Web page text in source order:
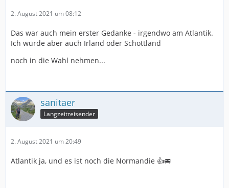
2. August 2021 um 08:12
Das war auch mein erster Gedanke - irgendwo am Atlantik.
Ich würde aber auch Irland oder Schottland
noch in die Wahl nehmen...
sanitaer
Langzeitreisender
2. August 2021 um 20:49
Atlantik ja, und es ist noch die Normandie 👍🚐